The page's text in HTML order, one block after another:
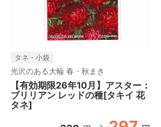
タネ・小袋
光沢のある大輪 春・秋まき
【有効期限26年10月】アスター：
ブリリアン レッドの種[タキイ 花
タネ]